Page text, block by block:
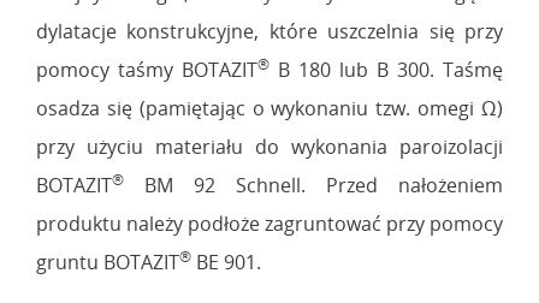
dylatacje konstrukcyjne, które uszczelnia się przy
pomocy taśmy BOTAZIT® B 180 lub B 300. Taśmę
osadza się (pamiętając o wykonaniu tzw. omegi Ω)
przy użyciu materiału do wykonania paroizolacji
BOTAZIT®
BM 92 Schnell. Przed nałożeniem
produktu należy podłoże zagruntować przy pomocy
gruntu BOTAZIT® BE 901.